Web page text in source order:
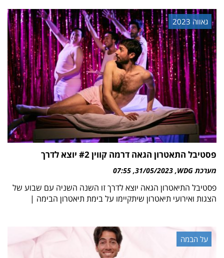
גאווה 2023
פסטיבל התאטרון הגאה דרמה קווין #2 יוצא לדרך
מערכת WDG 31/05/2023
07:55
פסטיבל התיאטרון הגאה יוצא לדרך זו השנה השניה עם שבוע של
הצגות ואירועי תיאטרון שיתקיימו על בימת תיאטרון הבימה |
על הבמה